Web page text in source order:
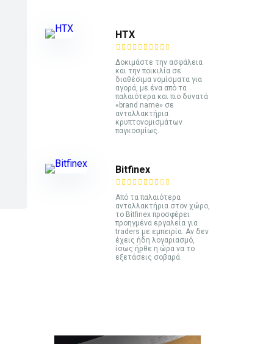
HTX
Δοκιμάστε την ασφάλεια
και την ποικιλία σε
διαθέσιμα νομίσματα για
αγορά, με ένα από τα
παλαιότερα και πιο δυνατά
«brand name» σε
ανταλλακτήρια
κρυπτονομισμάτων
παγκοσμίως.
Bitfinex
Από τα παλαιότερα
ανταλλακτήρια στον χώρο,
το Bitfinex προσφέρει
προηγμένα εργαλεία για
traders με εμπειρία. Αν δεν
έχεις ήδη λογαριασμό,
ίσως ήρθε η ώρα να το
εξετάσεις σοβαρά.